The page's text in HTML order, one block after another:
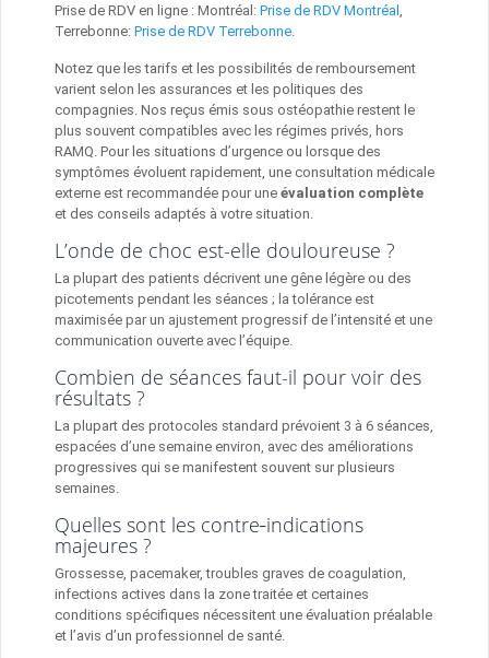
Prise de RDV en ligne : Montréal: Prise de RDV Montréal ,
Terrebonne: Prise de RDV Terrebonne.
Notez que les tarifs et les possibilités de remboursement
varient selon les assurances et les politiques des
compagnies. Nos reçus émis sous ostéopathie restent le
plus souvent compatibles avec les régimes privés, hors
RAMQ. Pour les situations d’urgence ou lorsque des
symptômes évoluent rapidement, une consultation médicale
externe est recommandée pour une évaluation complète
et des conseils adaptés à votre situation.
L’onde de choc est-elle douloureuse ?
La plupart des patients décrivent une gêne légère ou des
picotements pendant les séances ; la tolérance est
maximisée par un ajustement progressif de l’intensité et une
communication ouverte avec l’équipe.
Combien de séances faut-il pour voir des
résultats ?
La plupart des protocoles standard prévoient 3 à 6 séances,
espacées d’une semaine environ, avec des améliorations
progressives qui se manifestent souvent sur plusieurs
semaines.
Quelles sont les contre‑indications
majeures ?
Grossesse, pacemaker, troubles graves de coagulation,
infections actives dans la zone traitée et certaines
conditions spécifiques nécessitent une évaluation préalable
et l’avis d’un professionnel de santé.